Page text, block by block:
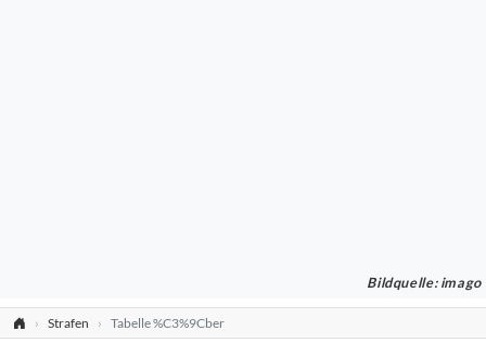
Bildquelle: imago
Strafen Tabelle %C3%9Cber